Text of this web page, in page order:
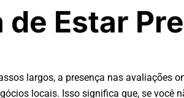
Estar
largos, a presença nas avaliações
locais. Isso significa que, se você